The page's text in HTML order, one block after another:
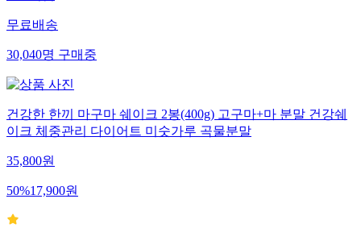
무료배송
30,040명구매중
건강한 한끼 마구마 쉐이크 2봉(400g) 고구마+마 분말 건강쉐
이크 체중관리 다이어트 미숫가루 곡물분말
35,800원
50%17,900원